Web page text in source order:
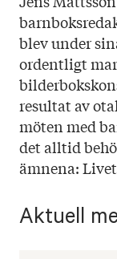
blev under
ordentligt
resultat av
möten med
det alltid
ämnena:
Aktuell